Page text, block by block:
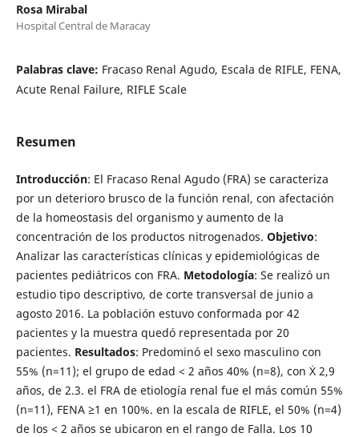
Rosa Mirabal
Hospital Central de Maracay
Palabras clave: Fracaso Renal Agudo, Escala de RIFLE, FENA,
Acute Renal Failure, RIFLE Scale
Resumen
Introducción: El Fracaso Renal Agudo (FRA) se caracteriza
por un deterioro brusco de la función renal, con afectación
de la homeostasis del organismo y aumento de la
concentración de los productos nitrogenados. Objetivo:
Analizar las características clínicas y epidemiológicas de
pacientes pediátricos con FRA. Metodología: Se realizó un
estudio tipo descriptivo, de corte transversal de junio a
agosto 2016. La población estuvo conformada por 42
pacientes y la muestra quedó representada por 20
pacientes. Resultados: Predominó el sexo masculino con
55% (n=11); el grupo de edad < 2 años 40% (n=8), con Ẋ 2,9
años, de 2.3. el FRA de etiología renal fue el más común 55%
(n=11), FENA ≥1 en 100%. en la escala de RIFLE, el 50% (n=4)
de los < 2 años se ubicaron en el rango de Falla. Los 10